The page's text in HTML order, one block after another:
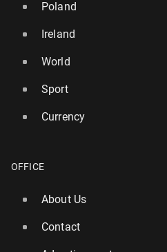
Poland
Ireland
World
Sport
Currency
OFFICE
About Us
Contact